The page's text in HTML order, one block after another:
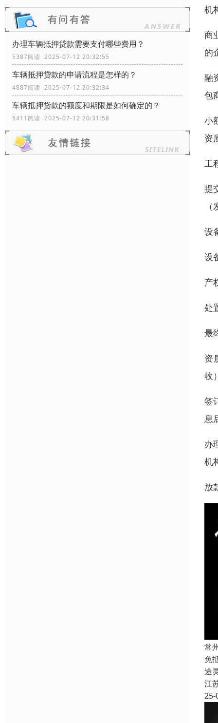
办理车辆抵押贷款需要支付哪些费用？
5387阅读 2025-07-12 20:32:55
车辆抵押贷款的申请流程是怎样的？
4887阅读 2025-07-12 20:32:34
车辆抵押贷款的额度和期限是如何确定的？
5411阅读 2025-07-12 20:31:58
机
商
的
融
包
小
资
工
提
设
设
产
处
最
资
收
签
息
办
机
放
常
免
途
江
25-